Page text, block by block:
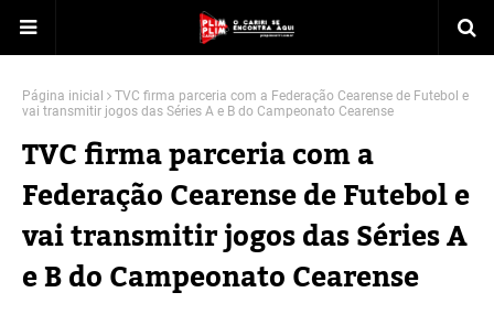
Página inicial
TVC firma parceria com a Federação Cearense de Futebol e
vai transmitir jogos das Séries A e B do Campeonato Cearense
TVC firma parceria com a
Federação Cearense de Futebol e
vai transmitir jogos das Séries A
e B do Campeonato Cearense